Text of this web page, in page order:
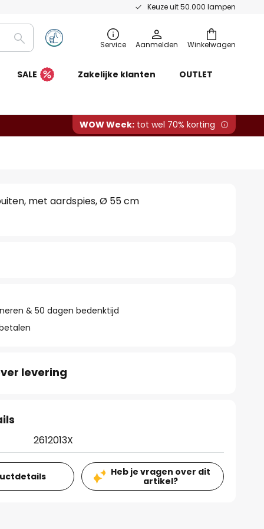
Keuze uit 50.000 lampen
Winkelwagen
Zoeken Service Aanmelden
SALE Zakelijke klanten OUTLET
WOW Week: tot wel 70% korting
met aardspies, Ø 55 cm
& 50 dagen bedenktijd
levering
2612013X
Heb je vragen over dit
artikel?